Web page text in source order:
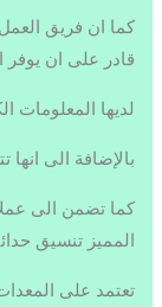
كما ان فريق
قادر على ان يوفر
لديها المعلومات
بالإضافة الى
كما تضمن الى
المميز تنسيق
تعتمد على